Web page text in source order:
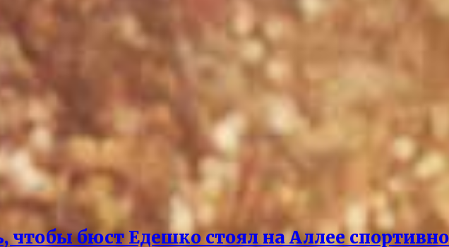
бюст Едешко стоял на Аллее